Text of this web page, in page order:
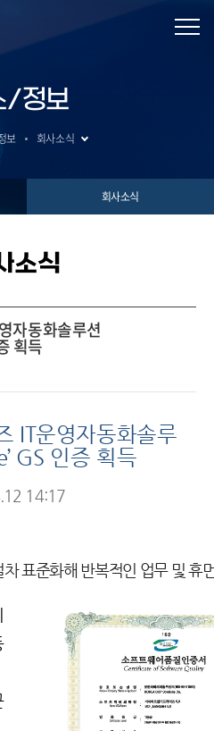
/정보
보 회사소식
회사소식
소식
자동화솔루션
획득
IT운영자동화솔루
GS 인증 획득
14:17
표준화해 반복적인 업무 및 휴